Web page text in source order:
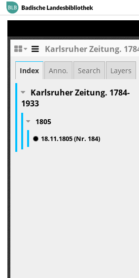
Karlsruher Zeitung.
Index Anno. Search Layers
Karlsruher Zeitung. 1784-
1933
1805
18.11.1805 (Nr. 184)